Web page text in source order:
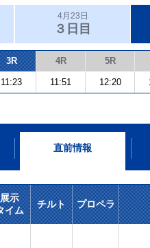
4月23日
３日目
3R 4R 5R
11:23 11:51 12:20
直前情報
展示
イム
チルト プロペラ